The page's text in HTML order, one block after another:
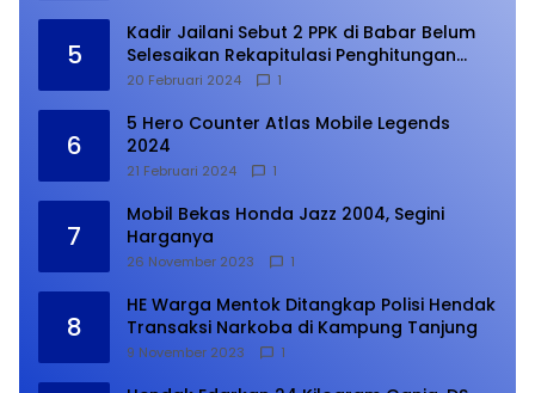
5
Kadir Jailani Sebut 2 PPK di Babar Belum
Selesaikan Rekapitulasi Penghitungan
Suara
20 Februari 2024 1
6
5 Hero Counter Atlas Mobile Legends
2024
21 Februari 2024 1
7
Mobil Bekas Honda Jazz 2004, Segini
Harganya
26 November 2023 1
8
HE Warga Mentok Ditangkap Polisi Hendak
Transaksi Narkoba di Kampung Tanjung
9 November 2023 1